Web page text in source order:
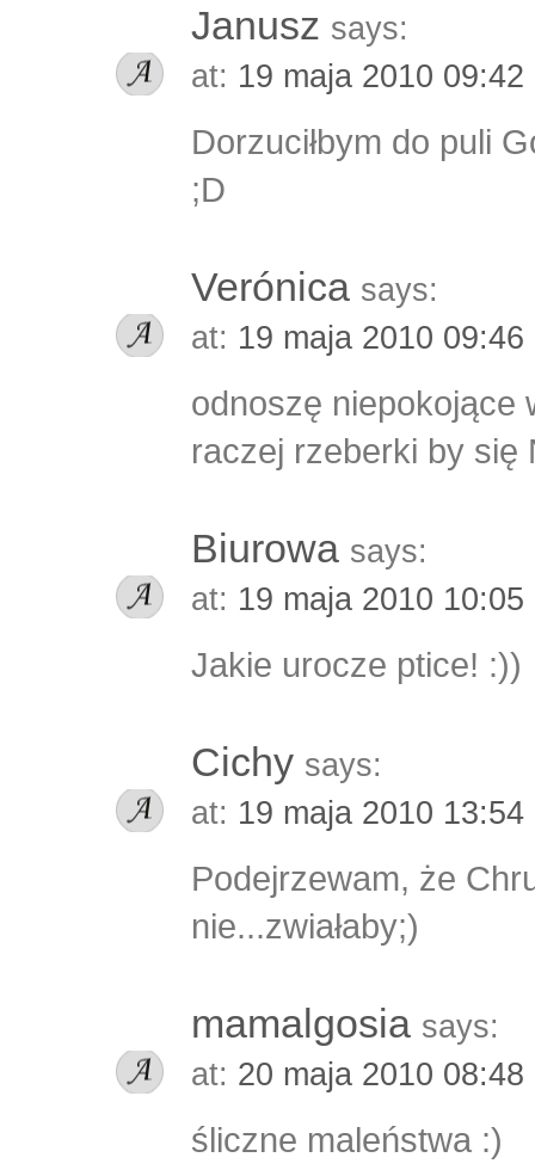
Janusz says:
at: 19 maja 2010 09:42
Dorzuciłbym do puli
;D
Verónica says:
at: 19 maja 2010 09:46
odnoszę niepokojące
raczej rzeberki by się
Biurowa says:
at: 19 maja 2010 10:05
Jakie urocze ptice! :))
Cichy says:
at: 19 maja 2010 13:54
Podejrzewam, że
nie...zwiałaby;)
mamalgosia says:
at: 20 maja 2010 08:48
śliczne maleństwa :)